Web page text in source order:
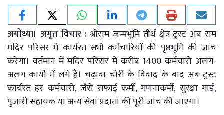
अयोध्या। अमृत विचार :श्रीराम जन्मभूमि तीर्थ क्षेत्र ट्रस्ट अब राम
मंदिर परिसर में कार्यरत सभी कर्मचारियों की पृष्ठभूमि की जांच
करेगा। वर्तमान में मंदिर परिसर में करीब 1400 कर्मचारी अलग-
अलग कार्यों में लगे हैं। चढ़ावा चोरी के विवाद के बाद अब ट्रस्ट
कार्यरत हर कर्मचारी, जैसे सफाई कर्मी, गणनाकर्मी, सुरक्षा गार्ड,
पुजारी सहायक या अन्य सेवा प्रदाता की पूरी जांच की जाएगा।